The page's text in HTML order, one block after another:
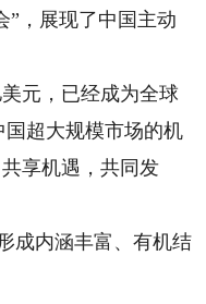
”，展现了中国主动
元，已经成为全球
国超大规模市场的机
享机遇，共同发
成内涵丰富、有机结